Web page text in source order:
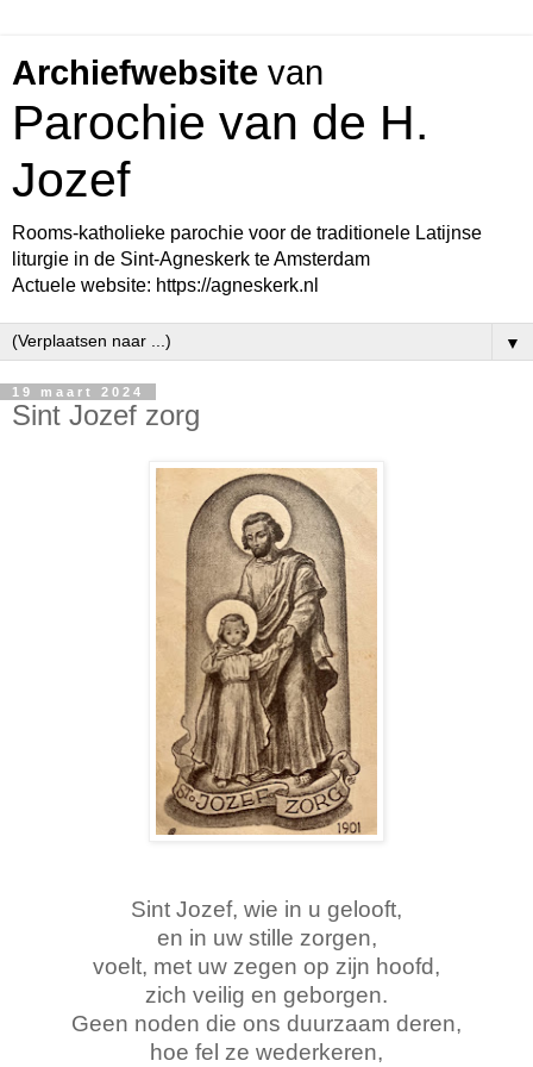
Archiefwebsite van
Parochie van de H.
Jozef
Rooms-katholieke parochie voor de traditionele Latijnse
liturgie in de Sint-Agneskerk te Amsterdam
Actuele website: https://agneskerk.nl
▼
19 maart 2024
Sint Jozef zorg
Sint Jozef, wie in u gelooft,
en in uw stille zorgen,
voelt, met uw zegen op zijn hoofd,
zich veilig en geborgen.
Geen noden die ons duurzaam deren,
hoe fel ze wederkeren,